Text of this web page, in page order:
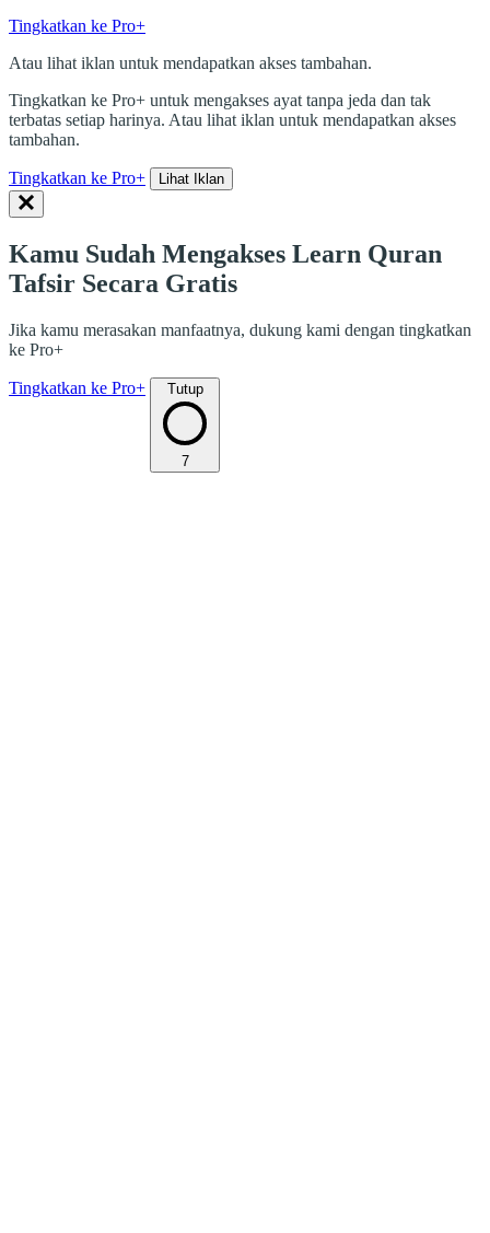
Tingkatkan ke Pro+
Atau lihat iklan untuk mendapatkan akses tambahan.
Tingkatkan ke Pro+ untuk mengakses ayat tanpa jeda dan tak
terbatas setiap harinya. Atau lihat iklan untuk mendapatkan akses
tambahan.
Tingkatkan ke Pro+ Lihat Iklan
Kamu Sudah Mengakses Learn Quran
Tafsir Secara Gratis
Jika kamu merasakan manfaatnya, dukung kami dengan tingkatkan
ke Pro+
Tingkatkan ke Pro+ Tutup
7